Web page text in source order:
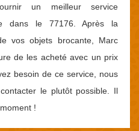
un meilleur service
dans le 77176. Après la
vos objets brocante, Marc
de les acheté avec un prix
besoin de ce service, nous
le plutôt possible. Il
!